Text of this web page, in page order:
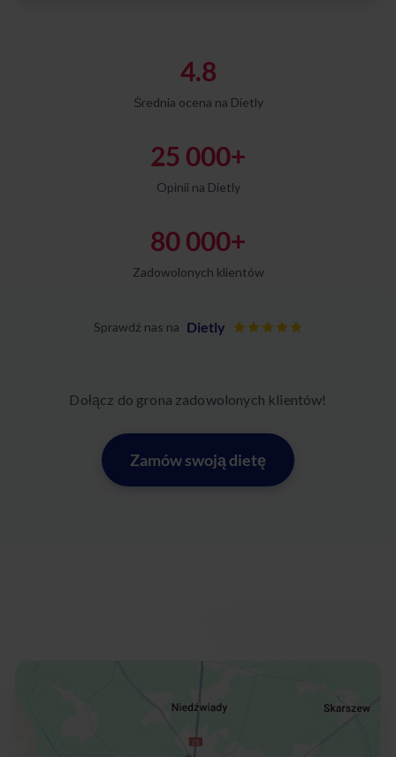
4.8
Średnia ocena na Dietly
25 000+
Opinii na Dietly
80 000+
Zadowolonych klientów
Sprawdź nas na Dietly
Dołącz do grona zadowolonych klientów!
Zamów swoją dietę